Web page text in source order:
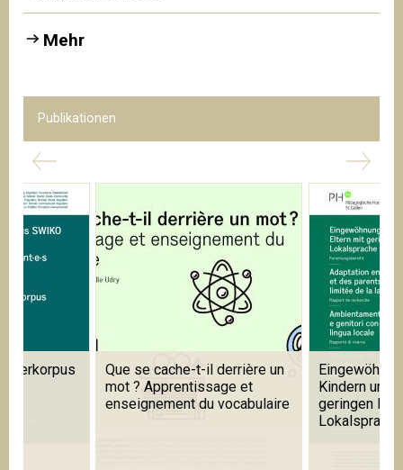
Mehr
Publikationen
un
Eingewöhnung in Kitas mit
Kindern und Eltern mit
geringen Kenntnissen der
Learning
Foreign and
Languages